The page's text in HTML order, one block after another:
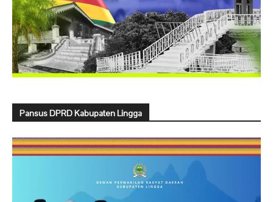
Pansus DPRD Kabupaten Lingga